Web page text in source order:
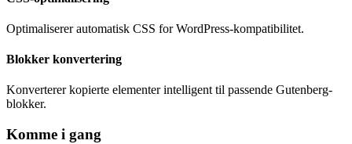
Optimaliserer automatisk CSS for WordPress-kompatibilitet.
Blokker konvertering
Konverterer kopierte elementer intelligent til passende Gutenberg-
blokker.
Komme i gang